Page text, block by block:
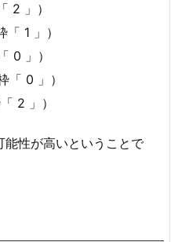
2 」）
1 」）
0 」）
0 」）
2 」）
性が高いということで